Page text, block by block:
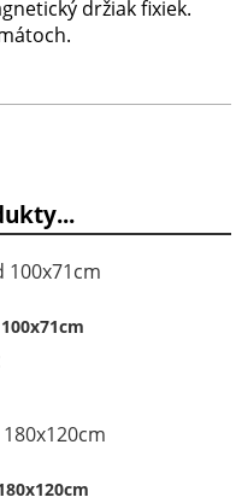
držiak fixiek.